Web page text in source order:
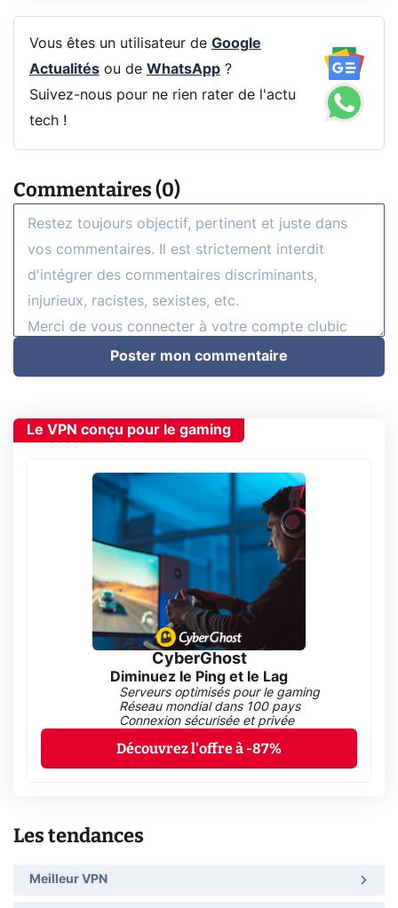
Vous êtes un utilisateur de Google
Actualitésou de WhatsApp?
Suivez-nous pour ne rien rater de l'actu
tech !
Commentaires (0)
Poster mon commentaire
Le VPN conçu pour le gaming
CyberGhost
Diminuez le Ping et le Lag
Serveurs optimisés pour le gaming
Réseau mondial dans 100 pays
Connexion sécurisée et privée
Découvrez l'offre à -87%
Les tendances
Meilleur VPN